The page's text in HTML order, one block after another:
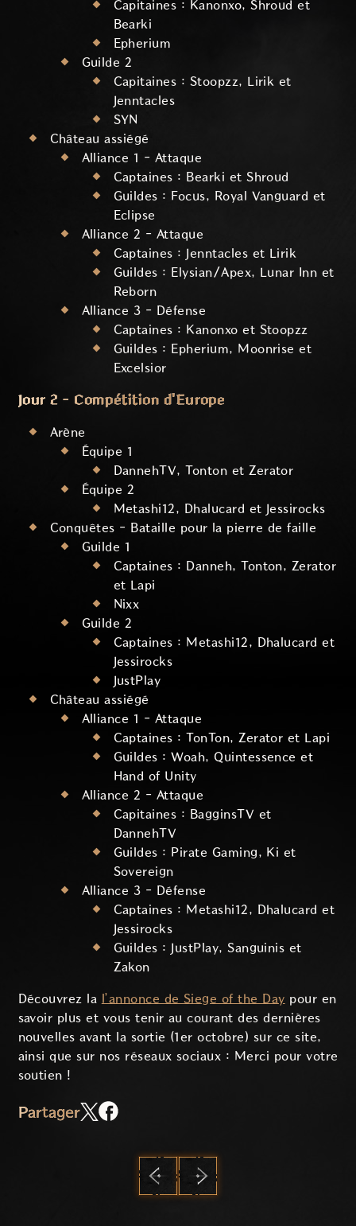
Capitaines : Kanonxo, Shroud et
Bearki
Epherium
Guilde 2
Capitaines : Stoopzz, Lirik et
Jenntacles
SYN
Château assiégé
Alliance 1 - Attaque
Captaines : Bearki et Shroud
Guildes : Focus, Royal Vanguard et
Eclipse
Alliance 2 - Attaque
Captaines : Jenntacles et Lirik
Guildes : Elysian/Apex, Lunar Inn et
Reborn
Alliance 3 - Défense
Captaines : Kanonxo et Stoopzz
Guildes : Epherium, Moonrise et
Excelsior
Jour 2 - Compétition d'Europe
Arène
Équipe 1
DannehTV, Tonton et Zerator
Équipe 2
Metashi12, Dhalucard et Jessirocks
Conquêtes - Bataille pour la pierre de faille
Guilde 1
Captaines : Danneh, Tonton, Zerator
et Lapi
Nixx
Guilde 2
Captaines : Metashi12, Dhalucard et
Jessirocks
JustPlay
Château assiégé
Alliance 1 - Attaque
Captaines : TonTon, Zerator et Lapi
Guildes : Woah, Quintessence et
Hand of Unity
Alliance 2 - Attaque
Capitaines : BagginsTV et
DannehTV
Guildes : Pirate Gaming, Ki et
Sovereign
Alliance 3 - Défense
Captaines : Metashi12, Dhalucard et
Jessirocks
Guildes : JustPlay, Sanguinis et
Zakon
Découvrez la l’annonce de Siege of the Day pour en
savoir plus et vous tenir au courant des dernières
nouvelles avant la sortie (1er octobre) sur ce site,
ainsi que sur nos réseaux sociaux : Merci pour votre
soutien !
Partager